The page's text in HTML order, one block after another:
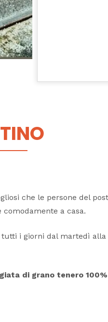
che le persone del
a casa.
i giorni dal martedì
di grano tenero